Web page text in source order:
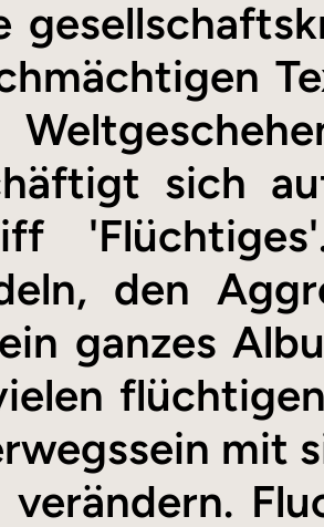
sich
den
ganzes
mit
verändern.